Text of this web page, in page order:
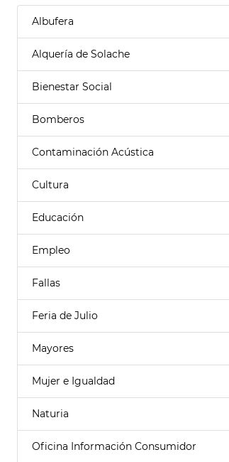
Albufera
Alquería de Solache
Bienestar Social
Bomberos
Contaminación Acústica
Cultura
Educación
Empleo
Fallas
Feria de Julio
Mayores
Mujer e Igualdad
Naturia
Oficina Información Consumidor